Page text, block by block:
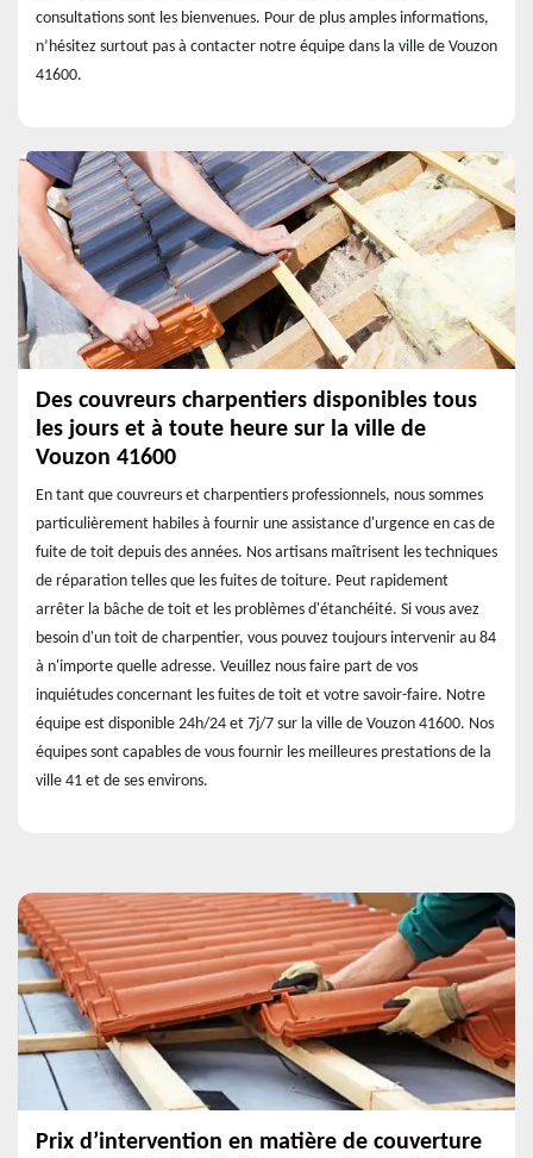
consultations sont les bienvenues. Pour de plus amples informations,
n’hésitez surtout pas à contacter notre équipe dans la ville de Vouzon
41600.
Des couvreurs charpentiers disponibles tous
les jours et à toute heure sur la ville de
Vouzon 41600
En tant que couvreurs et charpentiers professionnels, nous sommes
particulièrement habiles à fournir une assistance d'urgence en cas de
fuite de toit depuis des années. Nos artisans maîtrisent les techniques
de réparation telles que les fuites de toiture. Peut rapidement
arrêter la bâche de toit et les problèmes d'étanchéité. Si vous avez
besoin d'un toit de charpentier, vous pouvez toujours intervenir au 84
à n'importe quelle adresse. Veuillez nous faire part de vos
inquiétudes concernant les fuites de toit et votre savoir-faire. Notre
équipe est disponible 24h/24 et 7j/7 sur la ville de Vouzon 41600. Nos
équipes sont capables de vous fournir les meilleures prestations de la
ville 41 et de ses environs.
Prix d’intervention en matière de couverture